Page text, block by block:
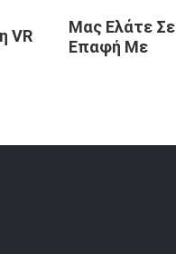
VR
Μας Ελάτε Σε
Επαφή Με